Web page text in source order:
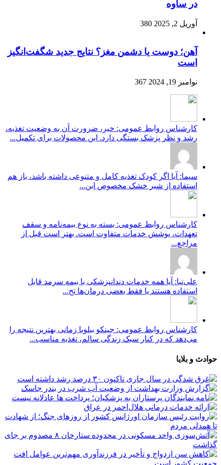
در ساوه
آوریل 2, 2025 380
آهن؛ دوست یا دشمن مغز؟ نتایج جدید شگفت‌انگیز
است
نوامبر 19, 2024 367
کارشناس روابط عمومی: خیر، ضرورت آن به وضعیت تغذیه،
رشد و نظر پزشک بستگی دارد. این محصولات برای تکمیل...
سیما: آیا اگر کودک تغذیه کامل و متنوعی داشته باشد، باز هم
استفاده از شیر خشک مخصوص این...
کارشناس روابط عمومی: بسته به نوع بیمه‌نامه و سقف
تعهدات، پوشش خدمات متفاوت است. بهتر است قبل از
مراجع...
علی‌نیا: آیا همه خدمات دندانپزشکی با بیمه سرمد قابل
استفاده هستند یا فقط بعضی درمان‌ها تح...
کارشناس روابط عمومی: جینکو بیلوبا زمانی بهترین نتیجه را
می‌دهد که در کنار سبک زندگی سالم، تغذیه مناسب...
حوادث و بلایا